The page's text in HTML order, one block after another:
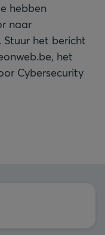
hebben
naar
Stuur het bericht
het
Cybersecurity